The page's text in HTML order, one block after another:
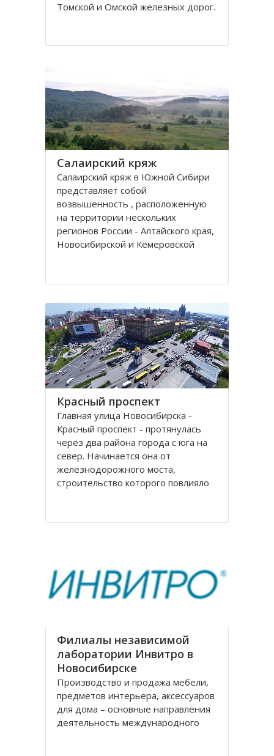
Томской и Омской железных дорог.
Сибирской железной дороги
Новосибирской областей
Салаирский кряж
Салаирский кряж в Южной Сибири
представляет собой
возвышенность , расположенную
на территории нескольких
регионов России - Алтайского края,
Новосибирской и Кемеровской
Кряж берет свое начало у гор Алтая
районе рек Томь-Чумыш и Уксунай,
дугой тянется
Красный проспект
Главная улица Новосибирска -
Красный проспект - протянулась
через два района города с юга на
север. Начинается она от
железнодорожного моста,
строительство которого повлияло
августе 1920 года, тогда
Филиалы независимой
лаборатории Инвитро в
Новосибирске
Производство и продажа мебели,
предметов интерьера, аксессуаров
для дома – основные направления
деятельность международного